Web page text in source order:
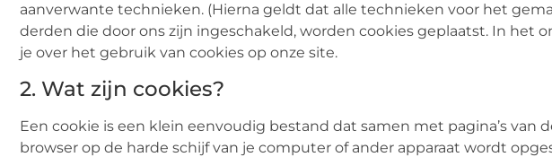
aanverwante technieken. (Hierna geldt dat alle technieken voor het
derden die door ons zijn ingeschakeld, worden cookies geplaatst. In het
je over het gebruik van cookies op onze site.
2. Wat zijn cookies?
Een cookie is een klein eenvoudig bestand dat samen met pagina’s van
browser op de harde schijf van je computer of ander apparaat wordt